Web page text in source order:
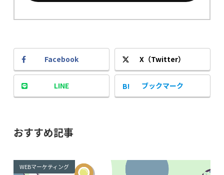
Facebook X（Twitter）
LINE ブックマーク
おすすめ記事
WEBマーケティング